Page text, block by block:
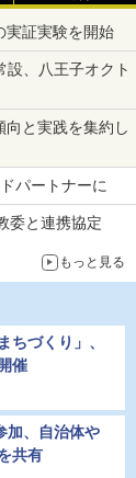
実証実験を開始
設、八王子オクト
向と実践を集約し
パートナーに
委と連携協定
もっと見る
ちづくり」、
催
加、自治体や
共有